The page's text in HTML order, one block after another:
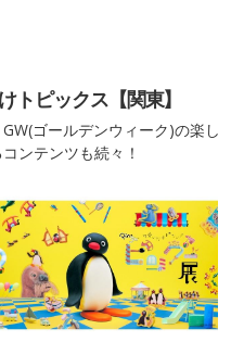
トピックス【関東】
ゴールデンウィーク)の楽し
ンテンツも続々！